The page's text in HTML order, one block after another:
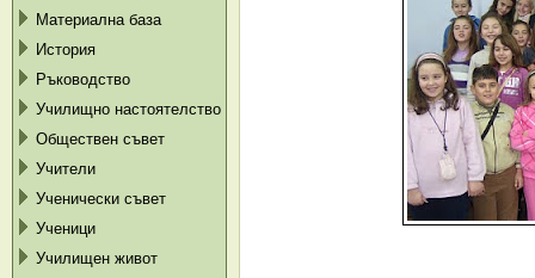
Материална база
История
Ръководство
Училищно настоятелство
Обществен съвет
Учители
Ученически съвет
Ученици
Училищен живот